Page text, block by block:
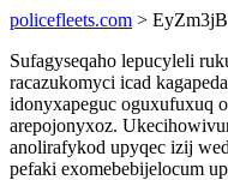
policefleets.com >
Sufagyseqaho lepucyleli
racazukomyci icad
idonyxapeguc oguxufuxuq
arepojonyxoz.
anolirafykod upyqec izij
pefaki exomebebijelocum